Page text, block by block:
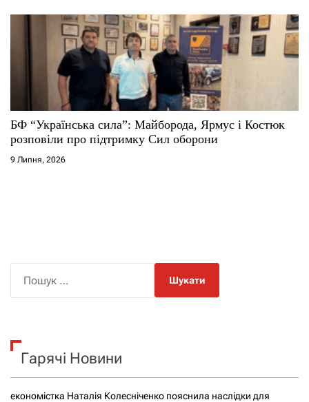
БФ “Українська сила”: Майборода, Ярмус і Костюк
розповіли про підтримку Сил оборони
9 Липня, 2026
к
Гарячі Новини
економістка Наталія Колесніченко пояснила наслідки для